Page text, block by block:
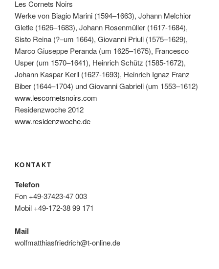
Les Cornets Noirs
Werke von Biagio Marini (1594–1663), Johann Melchior
Gletle (1626–1683), Johann Rosenmüller (1617-1684),
Sisto Reina (?–um 1664), Giovanni Priuli (1575–1629),
Marco Giuseppe Peranda (um 1625–1675), Francesco
Usper (um 1570–1641), Heinrich Schütz (1585-1672),
Johann Kaspar Kerll (1627-1693), Heinrich Ignaz Franz
Biber (1644–1704) und Giovanni Gabrieli (um 1553–1612)
www.lescornetsnoirs.com
Residenzwoche 2012
www.residenzwoche.de
KONTAKT
Telefon
Fon +49-37423-47 003
Mobil +49-172-38 99 171
Mail
wolfmatthiasfriedrich@t-online.de